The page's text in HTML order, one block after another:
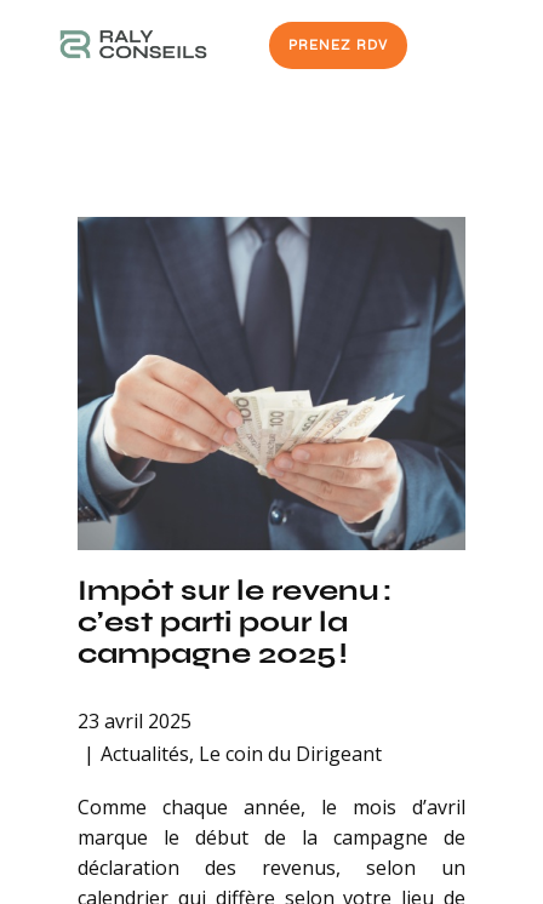
PRENEZ RDV
Impôt sur le revenu :
c’est parti pour la
campagne 2025 !
23 avril 2025
Actualités, Le coin du Dirigeant
Comme chaque année, le mois d’avril
marque le début de la campagne de
déclaration des revenus, selon un
calendrier qui diffère selon votre lieu de